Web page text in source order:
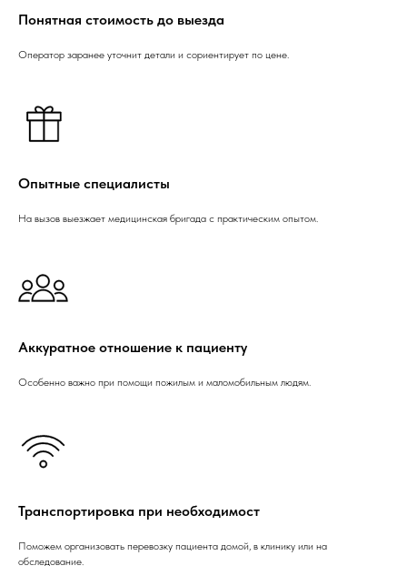
Понятная стоимость до выезда
Оператор заранее уточнит детали и сориентирует по цене.
Опытные специалисты
На вызов выезжает медицинская бригада с практическим опытом.
Аккуратное отношение к пациенту
Особенно важно при помощи пожилым и маломобильным людям.
Транспортировка при необходимост
Поможем организовать перевозку пациента домой, в клинику или на
обследование.